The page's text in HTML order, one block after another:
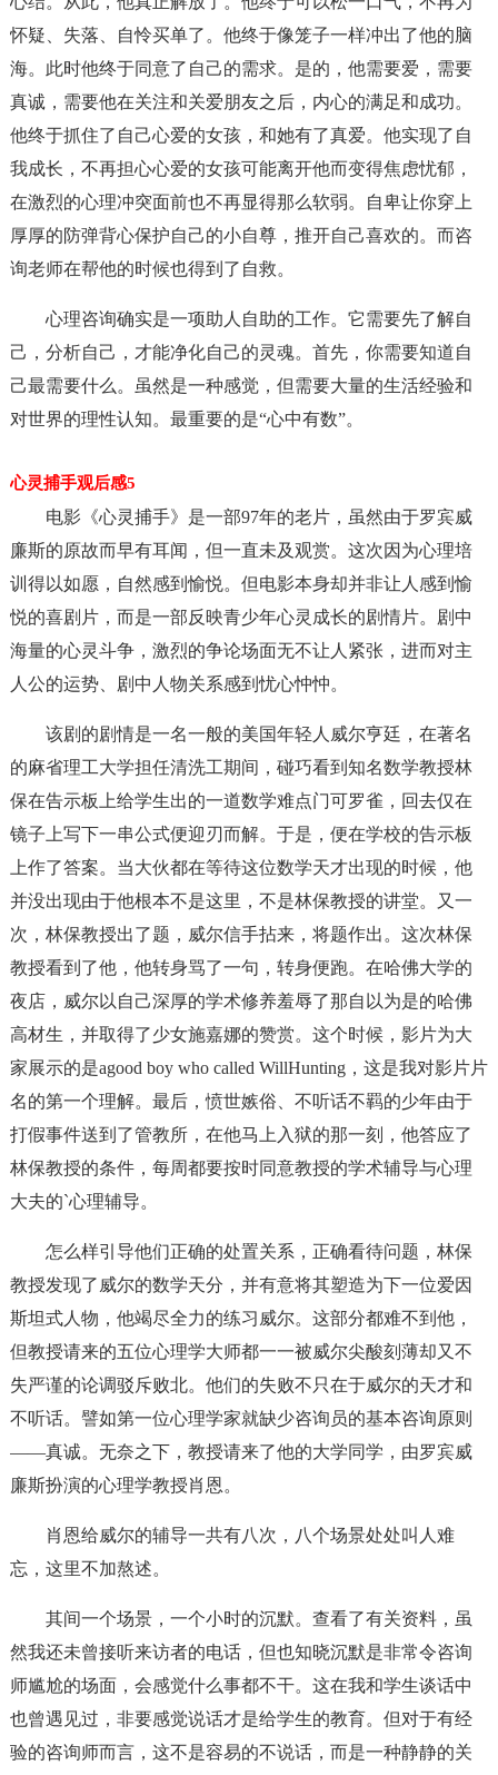
怀疑、失落、自怜买单了。他终于像笼子一样冲出了他的脑
海。此时他终于同意了自己的需求。是的，他需要爱，需要
真诚，需要他在关注和关爱朋友之后，内心的满足和成功。
他终于抓住了自己心爱的女孩，和她有了真爱。他实现了自
我成长，不再担心心爱的女孩可能离开他而变得焦虑忧郁，
在激烈的心理冲突面前也不再显得那么软弱。自卑让你穿上
厚厚的防弹背心保护自己的小自尊，推开自己喜欢的。而咨
询老师在帮他的时候也得到了自救。
心理咨询确实是一项助人自助的工作。它需要先了解自
己，分析自己，才能净化自己的灵魂。首先，你需要知道自
己最需要什么。虽然是一种感觉，但需要大量的生活经验和
对世界的理性认知。最重要的是“心中有数”。
心灵捕手观后感5
电影《心灵捕手》是一部97年的老片，虽然由于罗宾威
廉斯的原故而早有耳闻，但一直未及观赏。这次因为心理培
训得以如愿，自然感到愉悦。但电影本身却并非让人感到愉
悦的喜剧片，而是一部反映青少年心灵成长的剧情片。剧中
海量的心灵斗争，激烈的争论场面无不让人紧张，进而对主
人公的运势、剧中人物关系感到忧心忡忡。
该剧的剧情是一名一般的美国年轻人威尔亨廷，在著名
的麻省理工大学担任清洗工期间，碰巧看到知名数学教授林
保在告示板上给学生出的一道数学难点门可罗雀，回去仅在
镜子上写下一串公式便迎刃而解。于是，便在学校的告示板
上作了答案。当大伙都在等待这位数学天才出现的时候，他
并没出现由于他根本不是这里，不是林保教授的讲堂。又一
次，林保教授出了题，威尔信手拈来，将题作出。这次林保
教授看到了他，他转身骂了一句，转身便跑。在哈佛大学的
夜店，威尔以自己深厚的学术修养羞辱了那自以为是的哈佛
高材生，并取得了少女施嘉娜的赞赏。这个时候，影片为大
家展示的是agood boy who called WillHunting，这是我对影片片
名的第一个理解。最后，愤世嫉俗、不听话不羁的少年由于
打假事件送到了管教所，在他马上入狱的那一刻，他答应了
林保教授的条件，每周都要按时同意教授的学术辅导与心理
大夫的`心理辅导。
怎么样引导他们正确的处置关系，正确看待问题，林保
教授发现了威尔的数学天分，并有意将其塑造为下一位爱因
斯坦式人物，他竭尽全力的练习威尔。这部分都难不到他，
但教授请来的五位心理学大师都一一被威尔尖酸刻薄却又不
失严谨的论调驳斥败北。他们的失败不只在于威尔的天才和
不听话。譬如第一位心理学家就缺少咨询员的基本咨询原则
——真诚。无奈之下，教授请来了他的大学同学，由罗宾威
廉斯扮演的心理学教授肖恩。
肖恩给威尔的辅导一共有八次，八个场景处处叫人难
忘，这里不加熬述。
其间一个场景，一个小时的沉默。查看了有关资料，虽
然我还未曾接听来访者的电话，但也知晓沉默是非常令咨询
师尴尬的场面，会感觉什么事都不干。这在我和学生谈话中
也曾遇见过，非要感觉说话才是给学生的教育。但对于有经
验的咨询师而言，这不是容易的不说话，而是一种静静的关